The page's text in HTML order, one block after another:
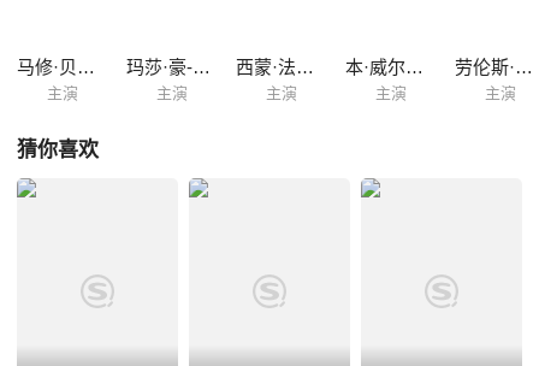
马修·贝恩顿
主演
玛莎·豪-道格拉斯
主演
西蒙·法纳比
主演
本·威尔邦德
主演
劳伦斯·里卡德
主演
猜你喜欢